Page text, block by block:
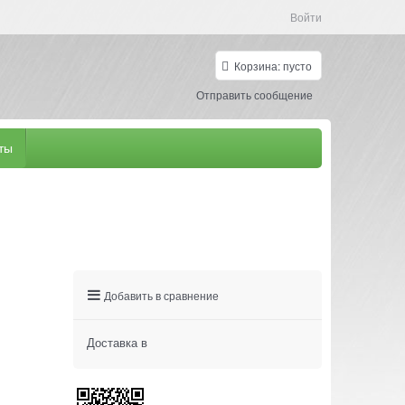
Войти
Корзина:пусто
Отправить сообщение
Добавить в сравнение
Доставка в